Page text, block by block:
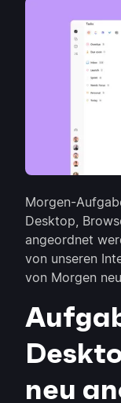
Morgen-
Desktop,
angeordnet
von unseren
von Morgen
neu